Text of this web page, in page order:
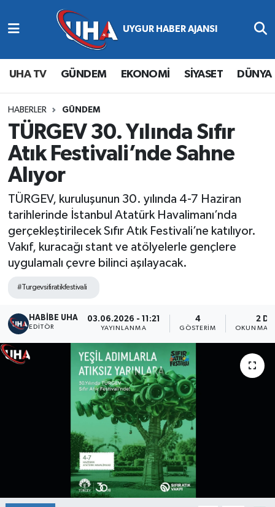
UHA TV GÜNDEM EKONOMİ SİYASET DÜNYA
HABERLER GÜNDEM
TÜRGEV 30. Yılında Sıfır
Atık Festivali’nde Sahne
Alıyor
TÜRGEV, kuruluşunun 30. yılında 4-7 Haziran
tarihlerinde İstanbul Atatürk Havalimanı’nda
gerçekleştirilecek Sıfır Atık Festivali’ne katılıyor.
Vakıf, kuracağı stant ve atölyelerle gençlere
uygulamalı çevre bilinci aşılayacak.
#Turgevsifiratikfestivali
HABİBE UHA
EDITÖR
03.06.2026 - 11:21
YAYINLANMA
4
GÖSTERIM
2 DK
OKUNMA
Abone Ol
Gündem
Ekonomi
Magazin
Siyaset
Spor
Yaşam
Nöbetçi Eczaneler
Hava Durumu
Namaz Vakitleri
Trafik Durumu
Süper Lig Puan Durumu ve Fikstür
Tüm Manşetler
Son Dakika Haberleri
Haber Arşivi